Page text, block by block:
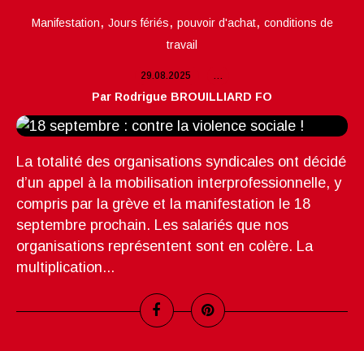
Manifestation, Jours fériés, pouvoir d'achat, conditions de
travail
29.08.2025 …
Par Rodrigue BROUILLIARD FO
La totalité des organisations syndicales ont décidé
d’un appel à la mobilisation interprofessionnelle, y
compris par la grève et la manifestation le 18
septembre prochain. Les salariés que nos
organisations représentent sont en colère. La
multiplication...